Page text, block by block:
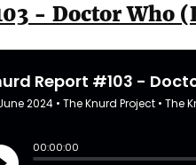
- Doctor Who